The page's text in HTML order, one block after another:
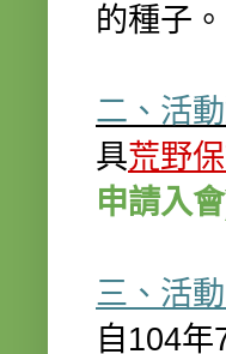
的種子。
二、活
具荒野
申請入
三、活
自104